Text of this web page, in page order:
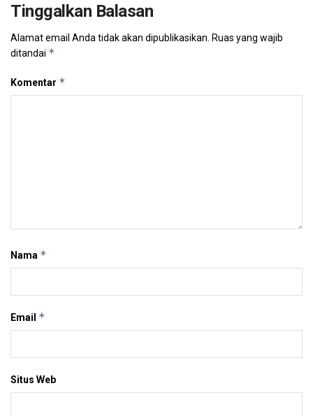
Tinggalkan Balasan
Alamat email Anda tidak akan dipublikasikan. Ruas yang wajib
ditandai *
Komentar *
Nama *
Email *
Situs Web